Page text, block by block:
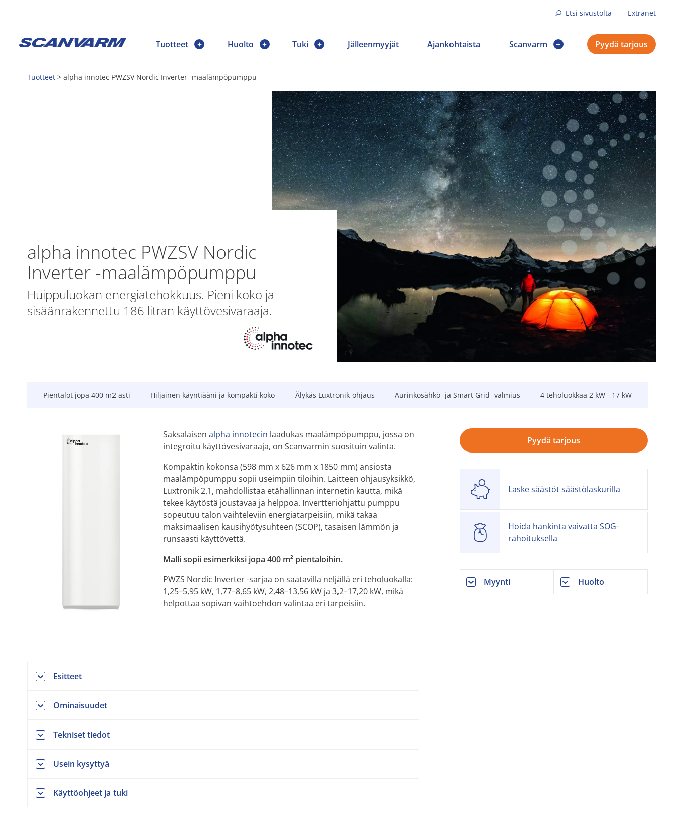
Etsi sivustolta Extranet
Tuotteet Huolto Tuki Jälleenmyyjät Ajankohtaista Scanvarm Pyydä tarjous
Tuotteet > alpha innotec PWZSV Nordic Inverter -maalämpöpumppu
alpha innotec PWZSV Nordic
Inverter -maalämpöpumppu
Huippuluokan energiatehokkuus. Pieni koko ja
sisäänrakennettu 186 litran käyttövesivaraaja.
Pientalot jopa 400 m2 asti Hiljainen käyntiääni ja kompakti koko Älykäs Luxtronik-ohjaus Aurinkosähkö- ja Smart Grid -valmius 4 teholuokkaa 2 kW - 17 kW
Saksalaisenalpha innotecin laadukas maalämpöpumppu, jossa on
integroitu käyttövesivaraaja, on Scanvarmin suosituin valinta.
Kompaktin kokonsa (598 mm x 626 mm x 1850 mm) ansiosta
maalämpöpumppu sopii useimpiin tiloihin. Laitteen ohjausyksikkö,
Luxtronik 2.1, mahdollistaa etähallinnan internetin kautta, mikä
tekee käytöstä joustavaa ja helppoa. Invertteriohjattu pumppu
sopeutuu talon vaihteleviin energiatarpeisiin, mikä takaa
maksimaalisen kausihyötysuhteen (SCOP), tasaisen lämmön ja
runsaasti käyttövettä.
Malli sopii esimerkiksi jopa 400 m² pientaloihin.
PWZS Nordic Inverter -sarjaa on saatavilla neljällä eri teholuokalla:
1,25–5,95 kW, 1,77–8,65 kW, 2,48–13,56 kW ja 3,2–17,20 kW, mikä
helpottaa sopivan vaihtoehdon valintaa eri tarpeisiin.
Esitteet
Ominaisuudet
Tekniset tiedot
Usein kysyttyä
Käyttöohjeet ja tuki
Pyydä tarjous
Laske säästöt säästölaskurilla
Hoida hankinta vaivatta SOG-
rahoituksella
Myynti Huolto